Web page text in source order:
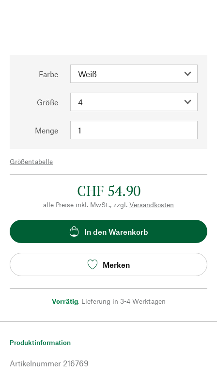
Farbe
Größe
Menge
Größentabelle
CHF 54.90
alle Preise inkl. MwSt., zzgl. Versandkosten
In den Warenkorb
Merken
Vorrätig, Lieferung in 3-4 Werktagen
Produktinformation
Artikelnummer 216769